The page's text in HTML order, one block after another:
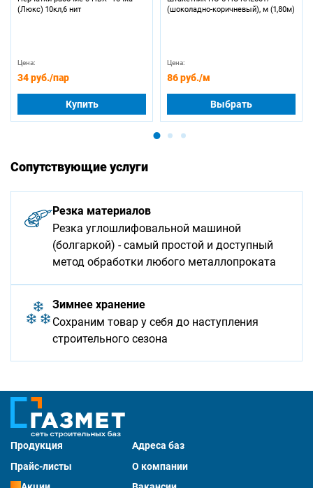
(Люкс) 10кл,6 нит
Цена:
34 руб./пар
Купить
(шоколадно-коричневый), м (1,80м)
Цена:
86 руб./м
Выбрать
Сопутствующие услуги
Резка материалов
Резка углошлифовальной машиной
(болгаркой) - самый простой и доступный
метод обработки любого металлопроката
Зимнее хранение
Сохраним товар у себя до наступления
строительного сезона
Продукция
Адреса баз
Прайс-листы
О компании